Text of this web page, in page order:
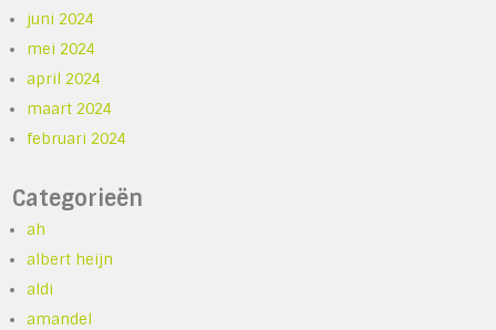
juni 2024
mei 2024
april 2024
maart 2024
februari 2024
Categorieën
ah
albert heijn
aldi
amandel